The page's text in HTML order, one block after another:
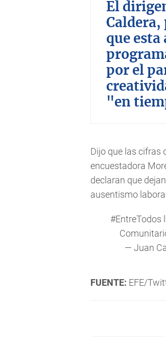
El
Caldera,
que
por el
"en
Dijo que las cifras
encuestadora
declaran que
ausentismo
#EntreTodos
— Juan
FUENTE: EFE/